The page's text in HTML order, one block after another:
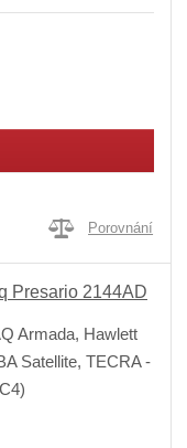
Porovnání
Presario 2144AD